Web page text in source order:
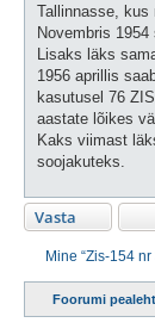
Tallinnasse, kus
Novembris
Lisaks läks
1956 aprillis
kasutusel 76
aastate lõikes
Kaks viimast
soojakuteks.
Vasta
Mine “Zis-154
Foorumi pealeht